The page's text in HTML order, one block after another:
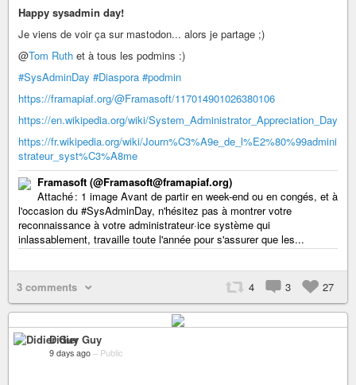
Happy sysadmin day!
Je viens de voir ça sur mastodon... alors je partage ;)
@Tom Ruth et à tous les podmins :)
#SysAdminDay #Diaspora #podmin
https://framapiaf.org/@Framasoft/117014901026380106
https://en.wikipedia.org/wiki/System_Administrator_Appreciation_Day
https://fr.wikipedia.org/wiki/Journ%C3%A9e_de_l%E2%80%99admini
strateur_syst%C3%A8me
Framasoft (@Framasoft@framapiaf.org)
Attaché : 1 image Avant de partir en week-end ou en congés, et à
l'occasion du #SysAdminDay, n'hésitez pas à montrer votre
reconnaissance à votre administrateur·ice système qui
inlassablement, travaille toute l'année pour s'assurer que les...
3 comments 4 3 27
Didier Guy
9 days ago – Public